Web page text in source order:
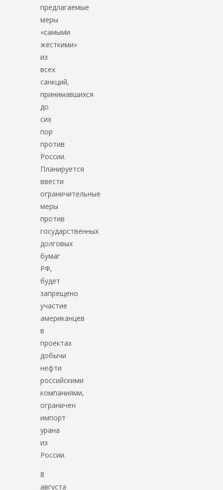
предлагаемые
меры
«самыми
жёсткими»
из
всех
санкций,
принимавшихся
до
сих
пор
против
России.
Планируется
ввести
ограничительные
меры
против
государственных
долговых
бумаг
РФ,
будет
запрещено
участие
американцев
в
проектах
добычи
нефти
российскими
компаниями,
ограничен
импорт
урана
из
России.
8
августа